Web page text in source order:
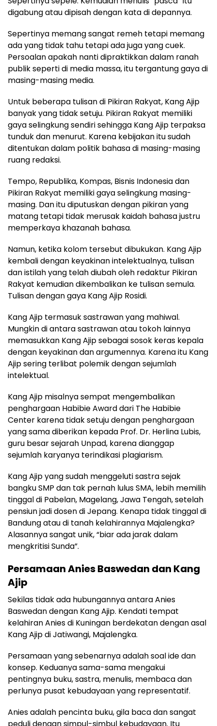
digabung atau dipisah dengan kata di depannya.
Sepertinya memang sangat remeh tetapi memang
ada yang tidak tahu tetapi ada juga yang cuek.
Persoalan apakah nanti dipraktikkan dalam ranah
publik seperti di media massa, itu tergantung gaya di
masing-masing media.
Untuk beberapa tulisan di Pikiran Rakyat, Kang Ajip
banyak yang tidak setuju. Pikiran Rakyat memiliki
gaya selingkung sendiri sehingga Kang Ajip terpaksa
tunduk dan menurut. Karena kebijakan itu sudah
ditentukan dalam politik bahasa di masing-masing
ruang redaksi.
Tempo, Republika, Kompas, Bisnis Indonesia dan
Pikiran Rakyat memiliki gaya selingkung masing-
masing. Dan itu diputuskan dengan pikiran yang
matang tetapi tidak merusak kaidah bahasa justru
memperkaya khazanah bahasa.
Namun, ketika kolom tersebut dibukukan. Kang Ajip
kembali dengan keyakinan intelektualnya, tulisan
dan istilah yang telah diubah oleh redaktur Pikiran
Rakyat kemudian dikembalikan ke tulisan semula.
Tulisan dengan gaya Kang Ajip Rosidi.
Kang Ajip termasuk sastrawan yang mahiwal.
Mungkin di antara sastrawan atau tokoh lainnya
memasukkan Kang Ajip sebagai sosok keras kepala
dengan keyakinan dan argumennya. Karena itu Kang
Ajip sering terlibat polemik dengan sejumlah
intelektual.
Kang Ajip misalnya sempat mengembalikan
penghargaan Habibie Award dari The Habibie
Center karena tidak setuju dengan penghargaan
yang sama diberikan kepada Prof. Dr. Herlina Lubis,
guru besar sejarah Unpad, karena dianggap
sejumlah karyanya terindikasi plagiarism.
Kang Ajip yang sudah menggeluti sastra sejak
bangku SMP dan tak pernah lulus SMA, lebih memilih
tinggal di Pabelan, Magelang, Jawa Tengah, setelah
pensiun jadi dosen di Jepang. Kenapa tidak tinggal di
Bandung atau di tanah kelahirannya Majalengka?
Alasannya sangat unik, “biar ada jarak dalam
mengkritisi Sunda”.
Persamaan Anies Baswedan dan Kang
Ajip
Sekilas tidak ada hubungannya antara Anies
Baswedan dengan Kang Ajip. Kendati tempat
kelahiran Anies di Kuningan berdekatan dengan asal
Kang Ajip di Jatiwangi, Majalengka.
Persamaan yang sebenarnya adalah soal ide dan
konsep. Keduanya sama-sama mengakui
pentingnya buku, sastra, menulis, membaca dan
perlunya pusat kebudayaan yang representatif.
Anies adalah pencinta buku, gila baca dan sangat